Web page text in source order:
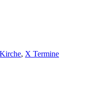
, X Termine